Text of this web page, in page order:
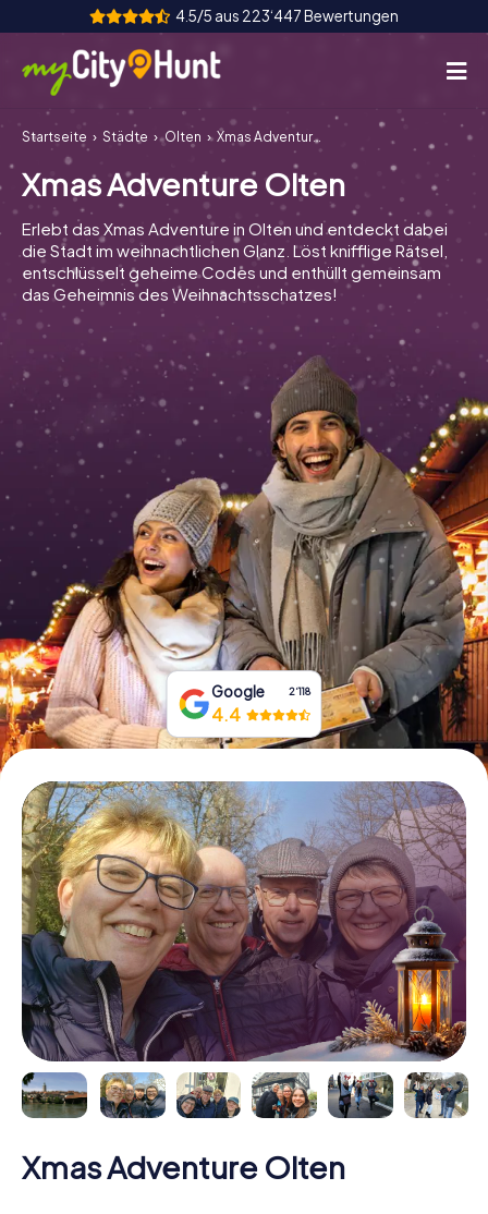
4.5/5 aus 223‘447 Bewertungen
So funktioniert's
Städte
Touren
Teamevent
Tickets
INT AT CH
ES
UK
IT
Tickets buchen
Gutscheine bestellen
Startseite Städte Olten Xmas Adventure Olten
Xmas Adventure Olten
Erlebt das Xmas Adventure in Olten und entdeckt dabei
die Stadt im weihnachtlichen Glanz. Löst knifflige Rätsel,
entschlüsselt geheime Codes und enthüllt gemeinsam
das Geheimnis des Weihnachtsschatzes!
Google 2‘118
4.4
Xmas Adventure Olten